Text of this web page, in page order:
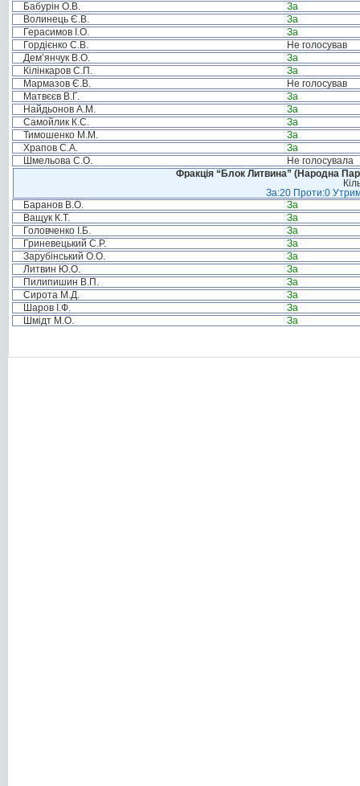
Бабурін О.В.
За
Волинець Є.В.
За
Герасимов І.О.
За
Гордієнко С.В.
Не голосував
Дем’янчук В.О.
За
Кілінкаров С.П.
За
Мармазов Є.В.
Не голосував
Матвєєв В.Г.
За
Найдьонов А.М.
За
Самойлик К.С.
За
Тимошенко М.М.
За
Храпов С.А.
За
Шмельова С.О.
Не голосувала
Фракція “Блок Литвина” (Народна
За:20 Проти:0
Баранов В.О.
За
Ващук К.Т.
За
Головченко І.Б.
За
Гриневецький С.Р.
За
Зарубінський О.О.
За
Литвин Ю.О.
За
Пилипишин В.П.
За
Сирота М.Д.
За
Шаров І.Ф.
За
Шмідт М.О.
За